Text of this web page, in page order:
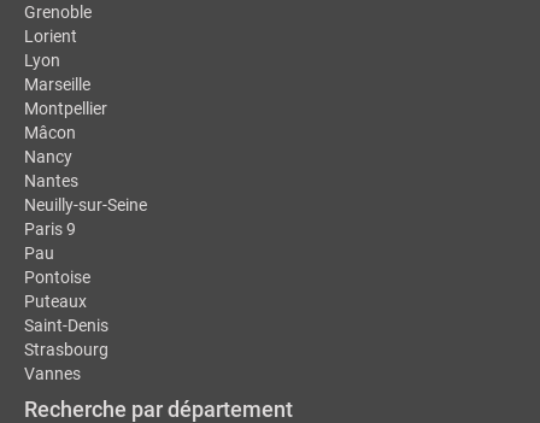
Grenoble
Lorient
Lyon
Marseille
Montpellier
Mâcon
Nancy
Nantes
Neuilly-sur-Seine
Paris 9
Pau
Pontoise
Puteaux
Saint-Denis
Strasbourg
Vannes
Recherche par département